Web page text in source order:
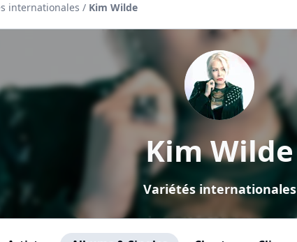
internationales / Kim Wilde
Kim Wilde
Variétés internationales